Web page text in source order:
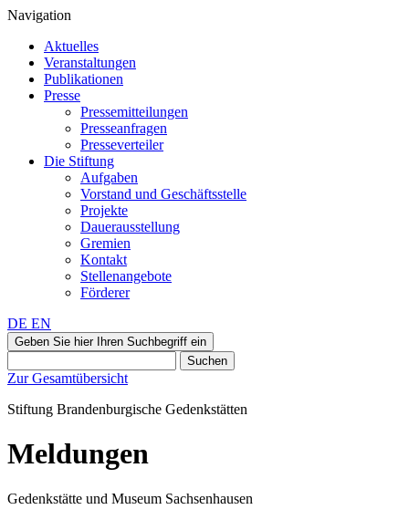
Navigation
Aktuelles
Veranstaltungen
Publikationen
Presse
Pressemitteilungen
Presseanfragen
Presseverteiler
Die Stiftung
Aufgaben
Vorstand und Geschäftsstelle
Projekte
Dauerausstellung
Gremien
Kontakt
Stellenangebote
Förderer
DE EN
Geben Sie hier Ihren Suchbegriff ein
Suchen
Zur Gesamtübersicht
Stiftung Brandenburgische Gedenkstätten
Meldungen
Gedenkstätte und Museum Sachsenhausen